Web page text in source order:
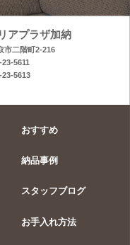
アプラザ加納
市二階町2-216
23-5611
23-5613
おすすめ
納品事例
スタッフブログ
お手入れ方法